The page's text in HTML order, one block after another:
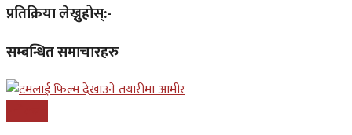
प्रतिक्रिया लेख्नुहोस्:-
सम्बन्धित समाचारहरु